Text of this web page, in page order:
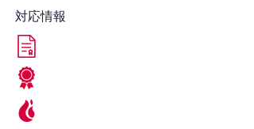
対応情報